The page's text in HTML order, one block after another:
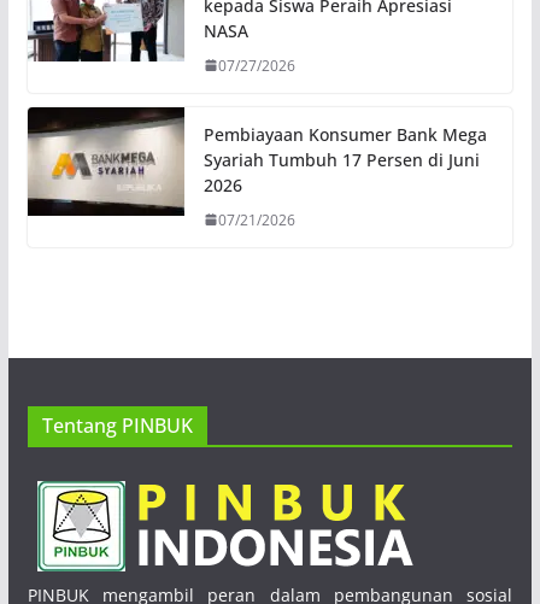
kepada Siswa Peraih Apresiasi
NASA
07/27/2026
Pembiayaan Konsumer Bank Mega
Syariah Tumbuh 17 Persen di Juni
2026
07/21/2026
Tentang PINBUK
PINBUK mengambil peran dalam pembangunan sosial